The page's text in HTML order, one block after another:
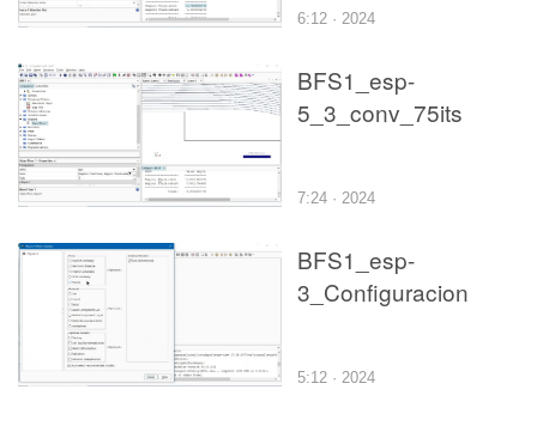
6:12 · 2024
BFS1_esp-
5_3_conv_75its
7:24 · 2024
BFS1_esp-
3_Configuracion
5:12 · 2024